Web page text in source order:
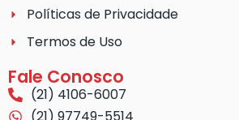
Políticas de Privacidade
Termos de Uso
Fale Conosco
(21) 4106-6007